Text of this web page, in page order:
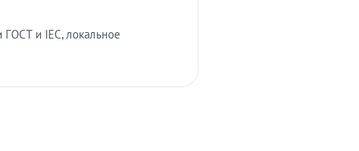
и IEC, локальное